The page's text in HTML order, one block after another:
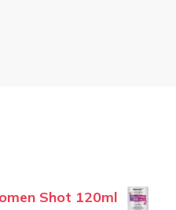
Shot 120ml